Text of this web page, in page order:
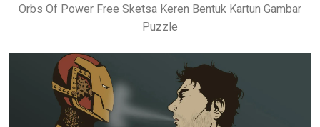
Orbs Of Power Free Sketsa Keren Bentuk Kartun Gambar
Puzzle